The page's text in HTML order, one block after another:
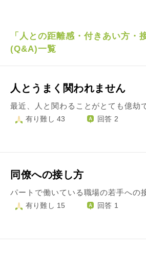
「人との距離感・付きあい方・
(Q&A)一覧
人とうまく関われません
有り難し 43 回答 2
同僚への接し方
有り難し 15 回答 1